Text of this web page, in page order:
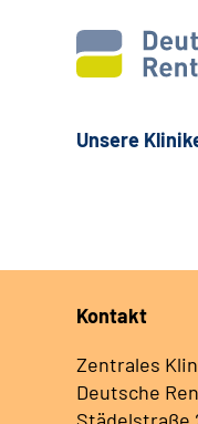
Unsere
Kontakt
Zentrales
Deutsche